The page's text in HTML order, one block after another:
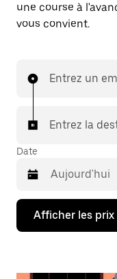
une course à
vous convient.
Entrez un
Entrez la
Date
Appuyez
la
Afficher les prix